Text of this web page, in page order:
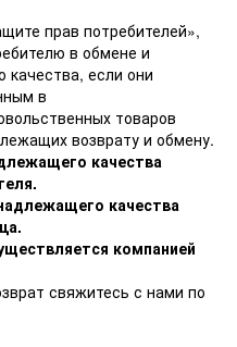
прав потребителей»,
в обмене и
качества, если они
в
товаров
возврату и обмену.
качества
качества
компанией
свяжитесь с нами по